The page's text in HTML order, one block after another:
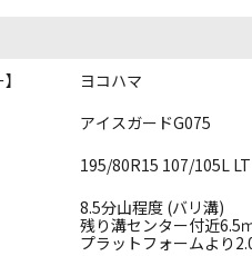
ヨコハマ
アイスガードG075
195/80R15 107/105L LT
8.5分山程度 (バリ溝)
残り溝センター付近6.5
プラットフォームより